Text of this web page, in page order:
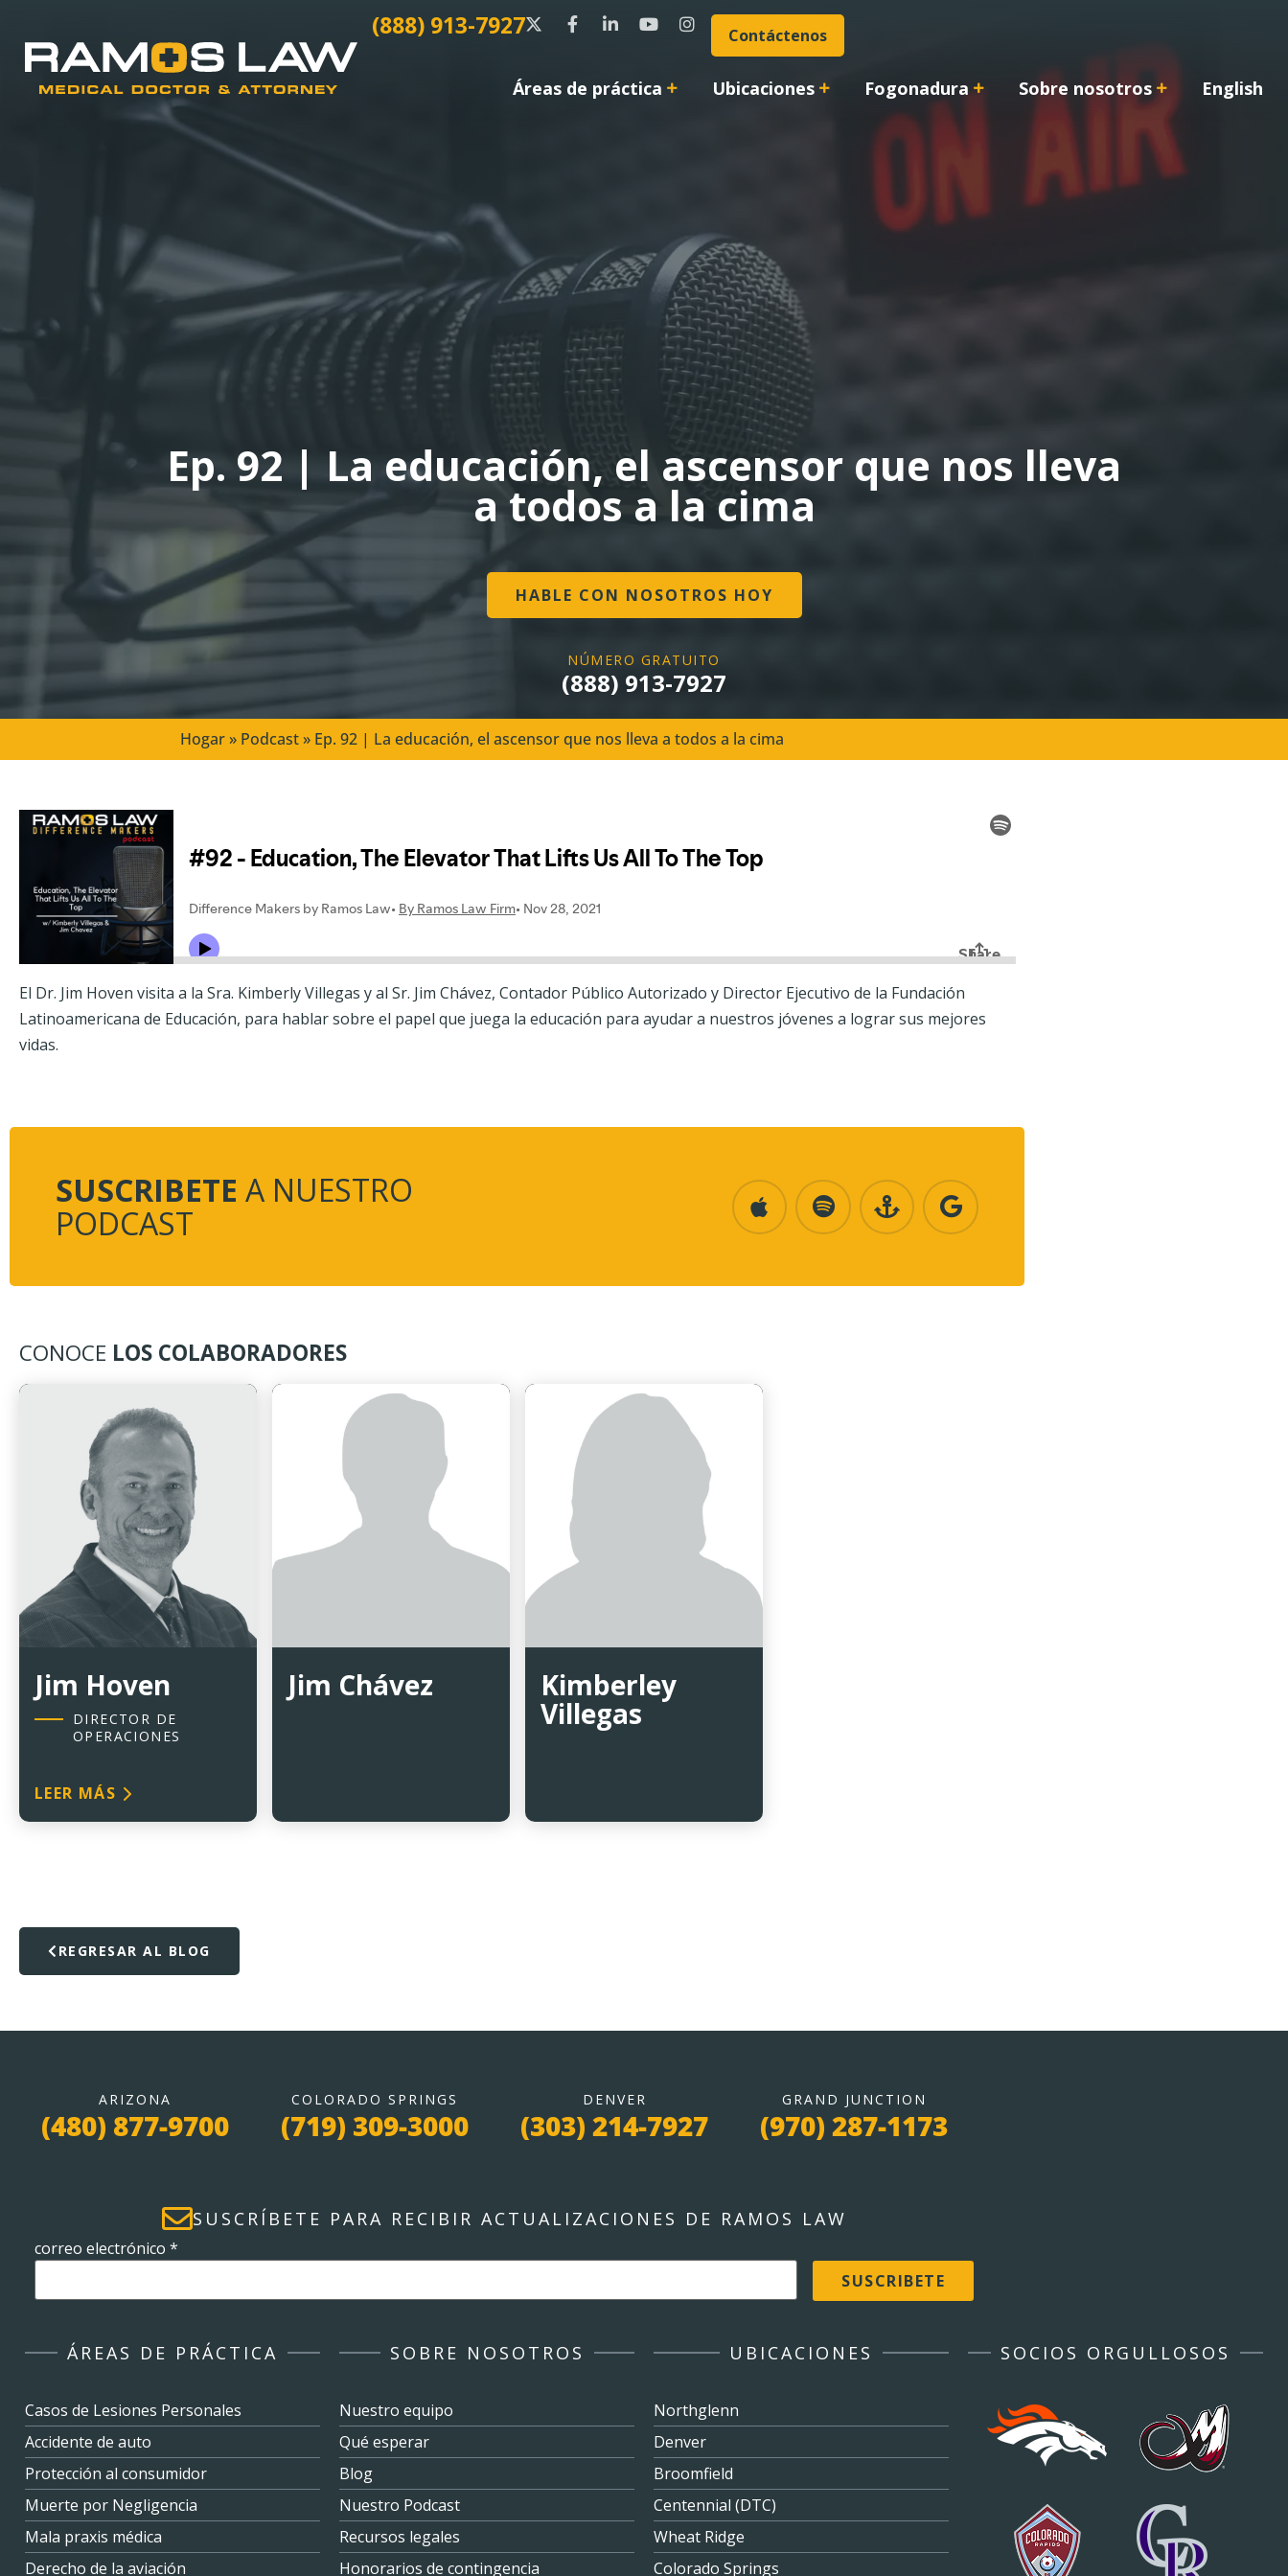
(888) 913-7927 Contáctenos
Áreas de práctica Ubicaciones Fogonadura Sobre nosotros English
Ep. 92 | La educación, el ascensor que nos lleva
a todos a la cima
HABLE CON NOSOTROS HOY
NÚMERO GRATUITO
(888) 913-7927
Hogar» Podcast» Ep. 92 | La educación, el ascensor que nos lleva a todos a la cima
El Dr. Jim Hoven visita a la Sra. Kimberly Villegas y al Sr. Jim Chávez, Contador Público Autorizado y Director Ejecutivo de la Fundación
Latinoamericana de Educación, para hablar sobre el papel que juega la educación para ayudar a nuestros jóvenes a lograr sus mejores
vidas.
SUSCRIBETE A NUESTRO
PODCAST
CONOCE LOS COLABORADORES
Jim Hoven
DIRECTOR DE
OPERACIONES
LEER MÁS
Jim Chávez Kimberley
Villegas
REGRESAR AL BLOG
ARIZONA
(480) 877-9700
COLORADO SPRINGS
(719) 309-3000
DENVER
(303) 214-7927
GRAND JUNCTION
(970) 287-1173
SUSCRÍBETE PARA RECIBIR ACTUALIZACIONES DE RAMOS LAW
correo electrónico *
ÁREAS DE PRÁCTICA
Casos de Lesiones Personales
Accidente de auto
Protección al consumidor
Muerte por Negligencia
Mala praxis médica
Derecho de la aviación
SOBRE NOSOTROS
Nuestro equipo
Qué esperar
Blog
Nuestro Podcast
Recursos legales
Honorarios de contingencia
UBICACIONES
Northglenn
Denver
Broomfield
Centennial (DTC)
Wheat Ridge
Colorado Springs
SOCIOS ORGULLOSOS